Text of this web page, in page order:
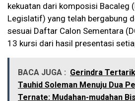
kekuatan dari komposisi Bacaleg
Legislatif) yang telah bergabung
sesuai Daftar Calon Sementara
13 kursi dari hasil presentasi
BACA JUGA : Gerindra
Tauhid Soleman Menuju Dua
Ternate: Mudahan-mudahan